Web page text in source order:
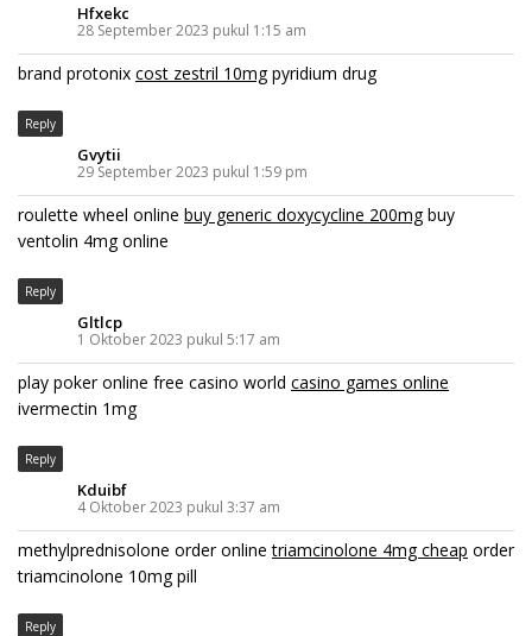
Hfxekc
28 September 2023 pukul 1:15 am
brand protonix cost zestril 10mgpyridium drug
Reply
Gvytii
29 September 2023 pukul 1:59 pm
roulette wheel online buy generic doxycycline 200mgbuy
ventolin 4mg online
Reply
Gltlcp
1 Oktober 2023 pukul 5:17 am
play poker online free casino world casino games online
ivermectin 1mg
Reply
Kduibf
4 Oktober 2023 pukul 3:37 am
methylprednisolone order onlinetriamcinolone 4mg cheap order
triamcinolone 10mg pill
Reply